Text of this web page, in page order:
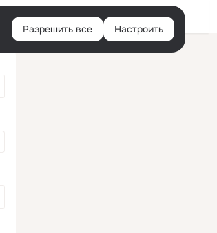
Войти
Разрешить все Настроить